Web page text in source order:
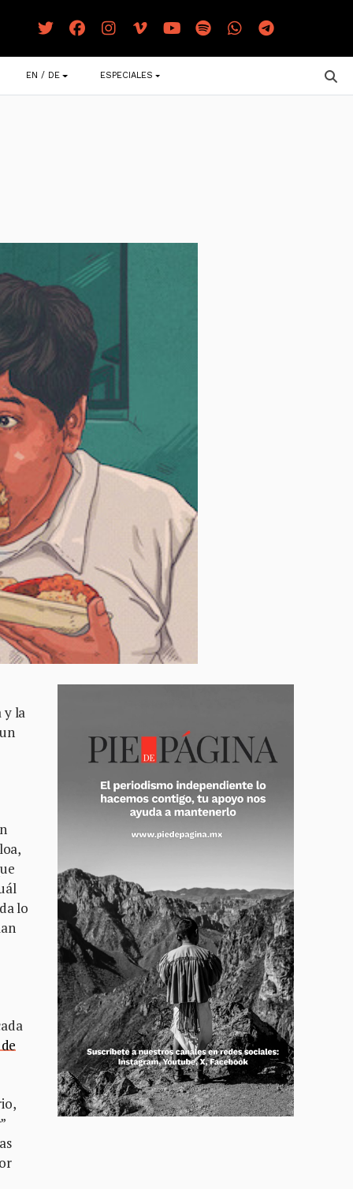
EN / DE ESPECIALES
y la
lo